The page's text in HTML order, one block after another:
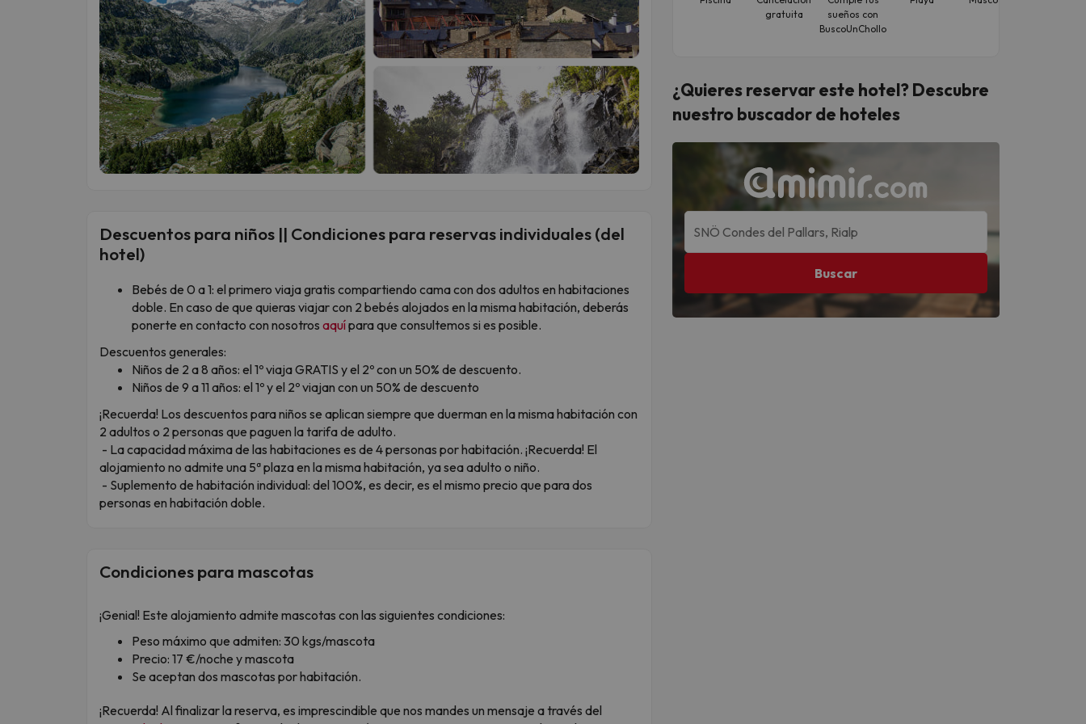
Descuentos para niños || Condiciones para reservas individuales (del
hotel)
Bebés de 0 a 1: el primero viaja gratis compartiendo cama con dos adultos en habitaciones
doble. En caso de que quieras viajar con 2 bebés alojados en la misma habitación, deberás
ponerte en contacto con nosotros aquípara que consultemos si es posible.
Descuentos generales:
Niños de 2 a 8 años: el 1º viaja GRATIS y el 2º con un 50% de descuento.
Niños de 9 a 11 años: el 1º y el 2º viajan con un 50% de descuento
¡Recuerda! Los descuentos para niños se aplican siempre que duerman en la misma habitación con
2 adultos o 2 personas que paguen la tarifa de adulto.
- La capacidad máxima de las habitaciones es de 4 personas por habitación. ¡Recuerda! El
alojamiento no admite una 5ª plaza en la misma habitación, ya sea adulto o niño.
- Suplemento de habitación individual: del 100%, es decir, es el mismo precio que para dos
personas en habitación doble.
Condiciones para mascotas
¡Genial! Este alojamiento admite mascotas con las siguientes condiciones:
Peso máximo que admiten: 30 kgs/mascota
Precio: 17 €/noche y mascota
Se aceptan dos mascotas por habitación.
¡Recuerda! Al finalizar la reserva, es imprescindible que nos mandes un mensaje a través del
gratuita
sueños con
BuscoUnChollo
¿Quieres reservar este hotel? Descubre
nuestro buscador de hoteles
Buscar